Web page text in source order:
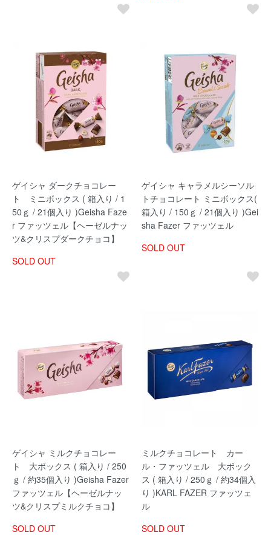
ゲイシャ ダークチョコレー
ト ミニボックス ( 箱入り / 1
50ｇ / 21個入り )Geisha Faze
r ファッツェル【ヘーゼルナッ
ツ&クリスプダークチョコ】
SOLD OUT
ゲイシャ キャラメルシーソル
トチョコレート ミニボックス(
箱入り / 150ｇ / 21個入り )Gei
sha Fazer ファッツェル
SOLD OUT
ゲイシャ ミルクチョコレー
ト 大ボックス ( 箱入り / 250
ｇ / 約35個入り )Geisha Fazer
ファッツェル【ヘーゼルナッ
ツ&クリスプミルクチョコ】
SOLD OUT
ミルクチョコレート カー
ル・ファッツェル 大ボック
ス ( 箱入り / 250ｇ / 約34個入
り )KARL FAZER ファッツェ
ル
SOLD OUT